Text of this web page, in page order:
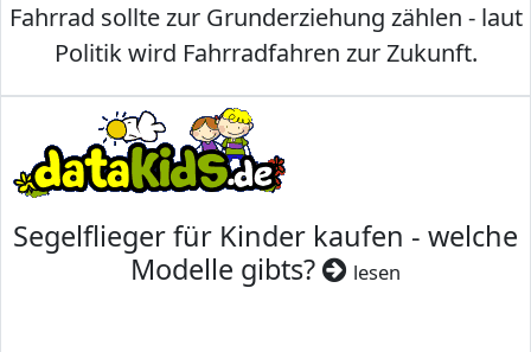
Fahrrad sollte zur Grunderziehung zählen - laut
Politik wird Fahrradfahren zur Zukunft.
Segelflieger für Kinder kaufen - welche
Modelle gibts?
lesen